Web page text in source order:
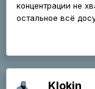
концентрации не
остальное всё
Klokin